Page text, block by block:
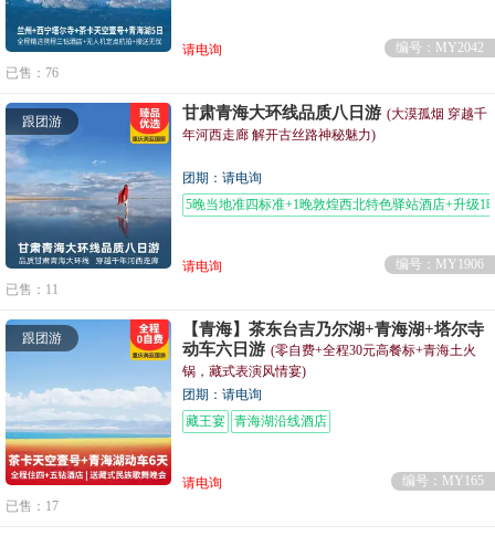
请电询
编号：MY2042
已售：76
跟团游 甘肃青海大环线品质八日游 (大漠孤烟 穿越千
年河西走廊 解开古丝路神秘魅力)
团期：请电询
5晚当地准四标准+1晚敦煌西北特色驿站酒店+升级1
请电询
编号：MY1906
已售：11
跟团游
【青海】茶东台吉乃尔湖+青海湖+塔尔寺
动车六日游 (零自费+全程30元高餐标+青海土火
锅，藏式表演风情宴)
团期：请电询
藏王宴 青海湖沿线酒店
请电询
编号：MY165
已售：17